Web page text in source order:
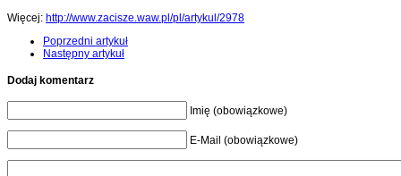
Więcej: http://www.zacisze.waw.pl/pl/artykul/2978
Poprzedni artykuł
Następny artykuł
Dodaj komentarz
Imię (obowiązkowe)
E-Mail (obowiązkowe)